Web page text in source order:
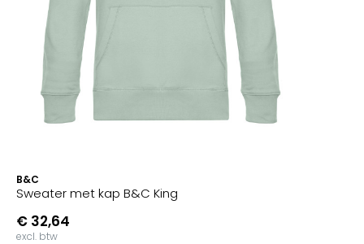
B&C
Sweater met kap B&C King
€ 32,64
excl. btw